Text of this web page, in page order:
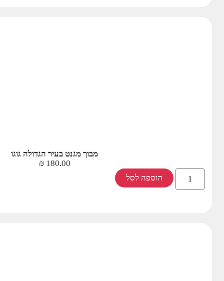
מבוך מגנט בעיר הגדולה גוגו
180.00
₪
הוספה לסל